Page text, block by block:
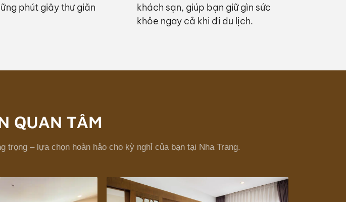
phút giây thư giãn
khách sạn, giúp bạn giữ gìn sức
khỏe ngay cả khi đi du lịch.
QUAN TÂM
trọng – lựa chọn hoàn hảo cho kỳ nghỉ của bạn tại Nha Trang.